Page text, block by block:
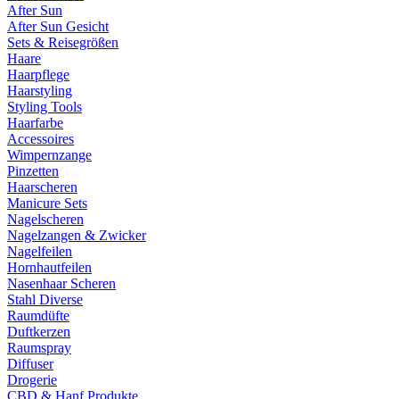
After Sun
After Sun Gesicht
Sets & Reisegrößen
Haare
Haarpflege
Haarstyling
Styling Tools
Haarfarbe
Accessoires
Wimpernzange
Pinzetten
Haarscheren
Manicure Sets
Nagelscheren
Nagelzangen & Zwicker
Nagelfeilen
Hornhautfeilen
Nasenhaar Scheren
Stahl Diverse
Raumdüfte
Duftkerzen
Raumspray
Diffuser
Drogerie
CBD & Hanf Produkte